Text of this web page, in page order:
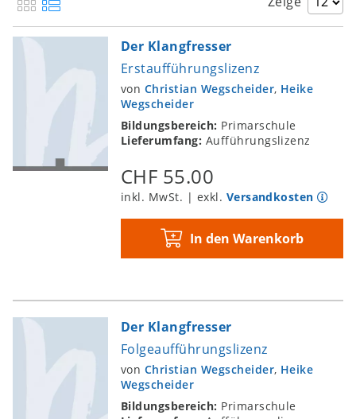
Der Klangfresser
Erstaufführungslizenz
von Christian Wegscheider, Heike
Wegscheider
Bildungsbereich: Primarschule
Lieferumfang: Aufführungslizenz
CHF 55.00
inkl. MwSt. | exkl. Versandkosten
In den Warenkorb
Der Klangfresser
Folgeaufführungslizenz
von Christian Wegscheider, Heike
Wegscheider
Bildungsbereich: Primarschule